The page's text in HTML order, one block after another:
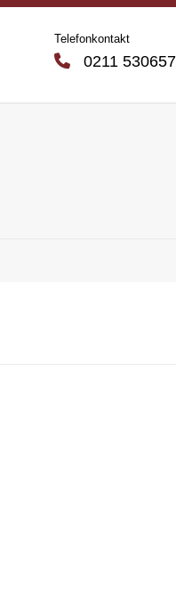
Telefonkontakt
0211